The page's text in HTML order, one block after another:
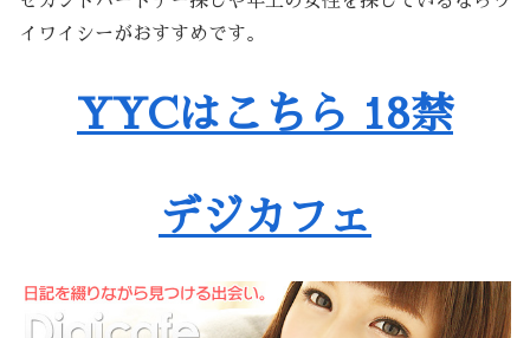
イワイシーがおすすめです。
YYCはこちら 18禁
デジカフェ